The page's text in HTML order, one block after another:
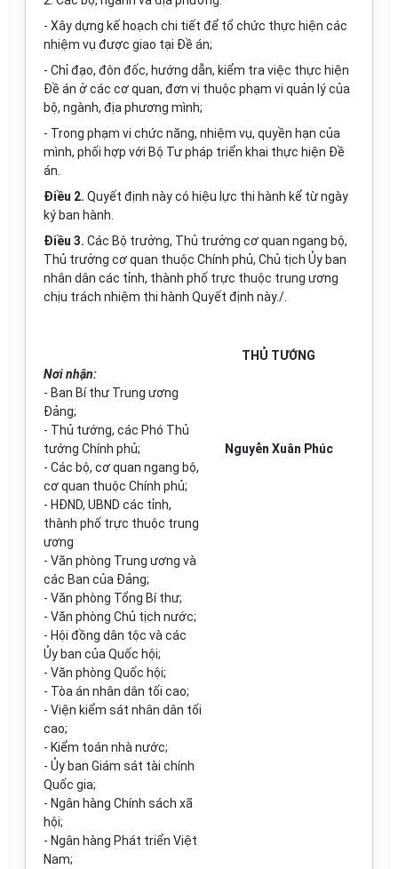
- Xây dựng kế hoạch chi tiết để tổ chức thực hiện các
nhiệm vụ được giao tại Đề án;
- Chỉ đạo, đôn đốc, hướng dẫn, kiểm tra việc thực hiện
Đề án ở các cơ quan, đơn vị thuộc phạm vi quản lý của
bộ, ngành, địa phương mình;
- Trong phạm vi chức năng, nhiệm vụ, quyền hạn của
mình, phối hợp với Bộ Tư pháp triển khai thực hiện Đề
án.
Điều 2. Quyết định này có hiệu lực thi hành kể từ ngày
ký ban hành.
Điều 3. Các Bộ trưởng, Thủ trưởng cơ quan ngang bộ,
Thủ trưởng cơ quan thuộc Chính phủ, Chủ tịch Ủy ban
nhân dân các tỉnh, thành phố trực thuộc trung ương
chịu trách nhiệm thi hành Quyết định này./.
Nơi nhận:
- Ban Bíthư Trung ương
Đảng;
- Thủ tướng, các Phó Thủ
tướng Chính phủ;
- Các bộ, cơ quan ngang bộ,
cơ quan thuộc Chính phủ;
- HĐND, UBND các tỉnh,
thành phố trực thuộc trung
ương
- Văn phòng Trung ương và
các Ban của Đảng;
- Văn phòng Tổng Bí thư;
- Văn phòng Chủ tịch nước;
- Hội đồng dân tộc và các
Ủy ban của Quốc hội;
- Văn phòng Quốc hội;
- Tòa án nhân dân tối cao;
- Viện kiểm sát nhân dân tối
cao;
- Kiểm toán nhà nước;
- Ủy ban Giám sát tài chính
Quốc gia;
- Ngân hàng Chính sách xã
hội;
- Ngân hàng Phát triển Việt
Nam;
THỦ TƯỚNG
Nguyễn Xuân Phúc